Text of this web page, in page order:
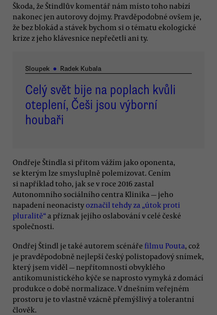
Škoda, že Štindlův komentář nám místo toho nabízí
nakonec jen autorovy dojmy. Pravděpodobné ovšem je,
že bez blokád a stávek bychom si o tématu ekologické
krize z jeho klávesnice nepřečetli ani ty.
Sloupek ● Radek Kubala
Celý svět bije na poplach kvůli
oteplení, Češi jsou výborní
houbaři
Ondřeje Štindla si přitom vážím jako oponenta,
se kterým lze smysluplně polemizovat. Cením
si například toho, jak se v roce 2016 zastal
Autonomního sociálního centra Klinika — jeho
napadení neonacistyoznačil tehdy za „útok proti
pluralitě“a příznak jejího oslabování v celé české
společnosti.
Ondřej Štindl je také autorem scénáře filmu Pouta, což
je pravděpodobně nejlepší český polistopadový snímek,
který jsem viděl — nepřítomností obvyklého
antikomunistického kýče se naprosto vymyká z domácí
produkce o době normalizace. V dnešním veřejném
prostoru je to vlastně vzácně přemýšlivý a tolerantní
člověk.